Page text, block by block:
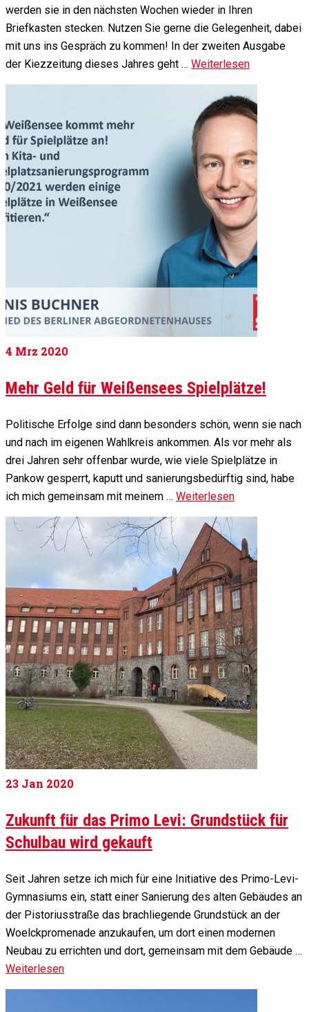
werden sie in den nächsten Wochen wieder in Ihren
Briefkasten stecken. Nutzen Sie gerne die Gelegenheit, dabei
mit uns ins Gespräch zu kommen! In der zweiten Ausgabe
der Kiezzeitung dieses Jahres geht … Weiterlesen
4 Mrz 2020
Mehr Geld für Weißensees Spielplätze!
Politische Erfolge sind dann besonders schön, wenn sie nach
und nach im eigenen Wahlkreis ankommen. Als vor mehr als
drei Jahren sehr offenbar wurde, wie viele Spielplätze in
Pankow gesperrt, kaputt und sanierungsbedürftig sind, habe
ich mich gemeinsam mit meinem … Weiterlesen
23 Jan 2020
Zukunft für das Primo Levi: Grundstück für
Schulbau wird gekauft
Seit Jahren setze ich mich für eine Initiative des Primo-Levi-
Gymnasiums ein, statt einer Sanierung des alten Gebäudes an
der Pistoriusstraße das brachliegende Grundstück an der
Woelckpromenade anzukaufen, um dort einen modernen
Neubau zu errichten und dort, gemeinsam mit dem Gebäude …
Weiterlesen